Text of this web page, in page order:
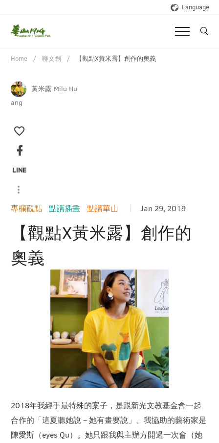
Language
Home 聊文創 【觀點X黃米露】創作的奧義
黃米露 Milu Hu
ang
專欄觀點 點讀插畫 點讀華山 Jan 29, 2019
【觀點X黃米露】創作的
奧義
2018年我經手最特殊的案子，是跟新光文教基金會一起
合作的「這夏聽她說－她有畫要說」。我協助的藝術家是
陳愛斯（eyes Qu）。她只跟我與主辦方開過一次會（她